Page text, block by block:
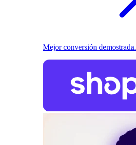
Mejor conversión demostrada.